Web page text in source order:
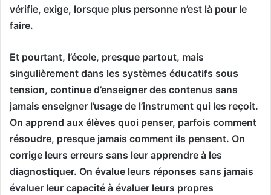
vérifie, exige, lorsque plus personne n’est là pour le
faire.
Et pourtant, l’école, presque partout, mais
singulièrement dans les systèmes éducatifs sous
tension, continue d’enseigner des contenus sans
jamais enseigner l’usage de l’instrument qui les reçoit.
On apprend aux élèves quoi penser, parfois comment
résoudre, presque jamais comment ils pensent. On
corrige leurs erreurs sans leur apprendre à les
diagnostiquer. On évalue leurs réponses sans jamais
évaluer leur capacité à évaluer leurs propres